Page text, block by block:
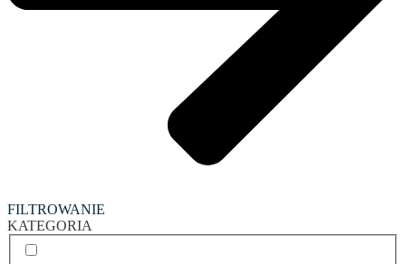
FILTROWANIE
KATEGORIA